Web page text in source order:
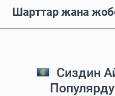
Шарттар жана
Сиздин